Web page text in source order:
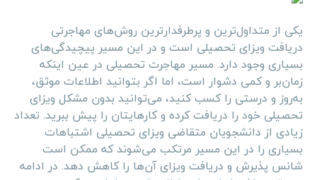
یکی از متداول‌ترین و پرطرفدارترین روش‌های مهاجرتی
دریافت ویزای تحصیلی است و در این مسیر پیچیدگی‌های
بسیاری وجود دارد. مسیر مهاجرت تحصیلی در عین اینکه
زمان‌بر و کمی دشوار است، اما اگر بتوانید اطلاعات موثق،
به‌روز و درستی را کسب کنید، می‌توانید بدون مشکل ویزای
تحصیلی خود را دریافت کرده و کارهایتان را پیش ببرید. تعداد
زیادی از دانشجویان متقاضی ویزای تحصیلی اشتباهات
بسیاری را در این مسیر مرتکب می‌شوند که ممکن است
شانس پذیرش و دریافت ویزای آن‌ها را کاهش دهد. در ادامه